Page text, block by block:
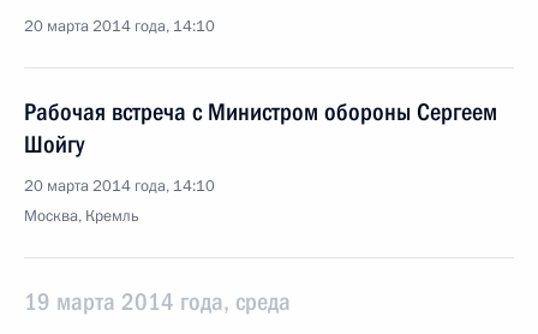
20 марта 2014 года, 14:10
Рабочая встреча с Министром обороны Сергеем
Шойгу
20 марта 2014 года, 14:10
Москва, Кремль
19 марта 2014 года, среда